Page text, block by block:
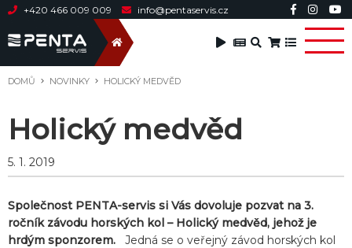
+420 466 009 009 info@pentaservis.cz
DOMŮ NOVINKY HOLICKÝ MEDVĚD
Holický medvěd
5. 1. 2019
Společnost PENTA-servis si Vás dovoluje pozvat na 3.
ročník závodu horských kol – Holický medvěd, jehož je
hrdým sponzorem. Jedná se o veřejný závod horských kol